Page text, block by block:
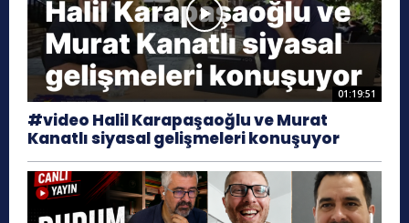
01:19:51
#video Halil Karapaşaoğlu ve Murat
Kanatlı siyasal gelişmeleri konuşuyor